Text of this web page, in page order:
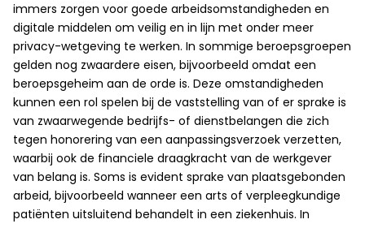
immers zorgen voor goede arbeidsomstandigheden en
digitale middelen om veilig en in lijn met onder meer
privacy-wetgeving te werken. In sommige beroepsgroepen
gelden nog zwaardere eisen, bijvoorbeeld omdat een
beroepsgeheim aan de orde is. Deze omstandigheden
kunnen een rol spelen bij de vaststelling van of er sprake is
van zwaarwegende bedrijfs- of dienstbelangen die zich
tegen honorering van een aanpassingsverzoek verzetten,
waarbij ook de financiele draagkracht van de werkgever
van belang is. Soms is evident sprake van plaatsgebonden
arbeid, bijvoorbeeld wanneer een arts of verpleegkundige
patiënten uitsluitend behandelt in een ziekenhuis. In